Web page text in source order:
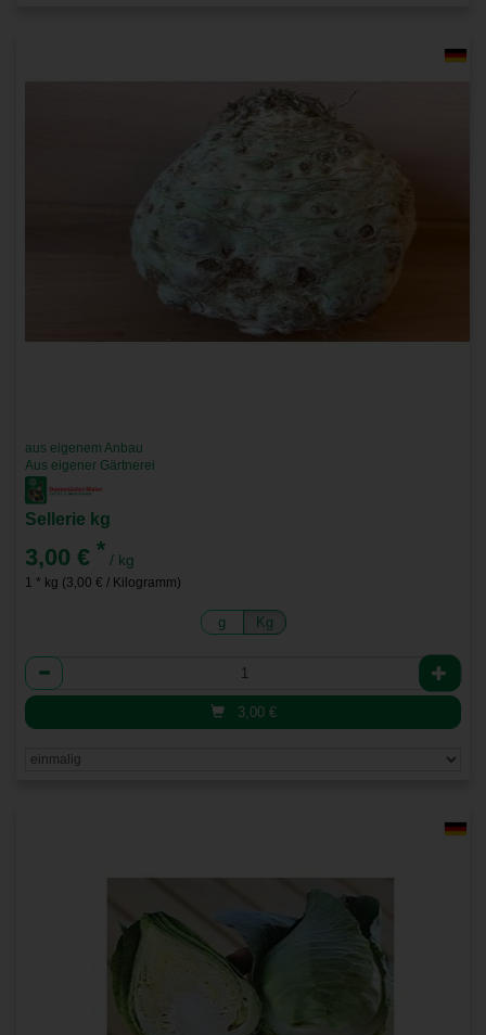
aus eigenem Anbau
Aus eigener Gärtnerei
Sellerie kg
3,00 € * / kg
1 * kg (3,00 € / Kilogramm)
g Kg
Anzahl
3,00 €